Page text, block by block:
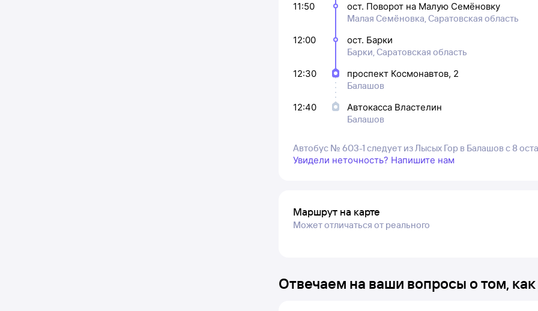
11:50
ост. Поворот на Малую Семёновку
Малая Семёновка, Саратовская область
12:00
ост. Барки
Барки, Саратовская область
12:30
проспект Космонавтов, 2
Балашов
12:40
Автокасса Властелин
Балашов
Автобус № 603-1 следует из Лысых Гор в Балашов с 8
Увидели неточность? Напишите нам
Маршрут на карте
Может отличаться от реального
Отвечаем на ваши вопросы о том, как